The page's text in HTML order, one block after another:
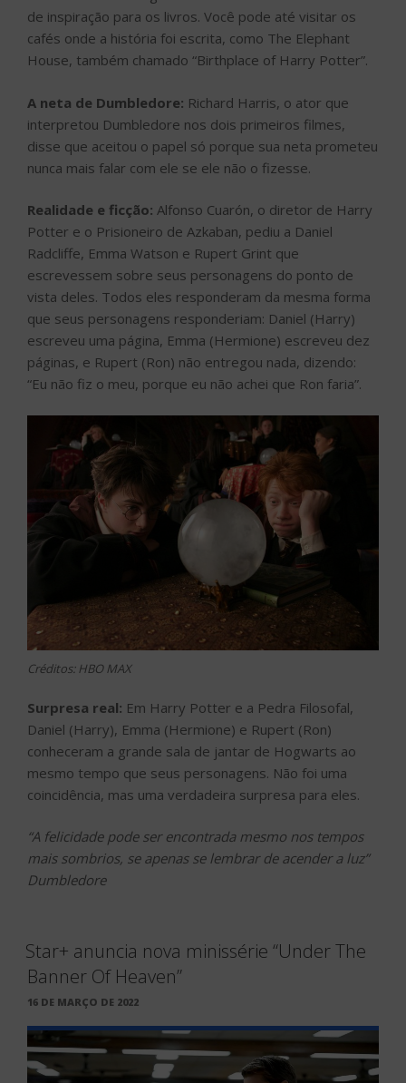
de inspiração para os livros. Você pode até visitar os
cafés onde a história foi escrita, como The Elephant
House, também chamado “Birthplace of Harry Potter”.
A neta de Dumbledore: Richard Harris, o ator que
interpretou Dumbledore nos dois primeiros filmes,
disse que aceitou o papel só porque sua neta prometeu
nunca mais falar com ele se ele não o fizesse.
Realidade e ficção: Alfonso Cuarón, o diretor de Harry
Potter e o Prisioneiro de Azkaban, pediu a Daniel
Radcliffe, Emma Watson e Rupert Grint que
escrevessem sobre seus personagens do ponto de
vista deles. Todos eles responderam da mesma forma
que seus personagens responderiam: Daniel (Harry)
escreveu uma página, Emma (Hermione) escreveu dez
páginas, e Rupert (Ron) não entregou nada, dizendo:
“Eu não fiz o meu, porque eu não achei que Ron faria”.
Créditos: HBO MAX
Surpresa real: Em Harry Potter e a Pedra Filosofal,
Daniel (Harry), Emma (Hermione) e Rupert (Ron)
conheceram a grande sala de jantar de Hogwarts ao
mesmo tempo que seus personagens. Não foi uma
coincidência, mas uma verdadeira surpresa para eles.
“A felicidade pode ser encontrada mesmo nos tempos
mais sombrios, se apenas se lembrar de acender a luz”
Dumbledore
Star+ anuncia nova minissérie “Under The
Banner Of Heaven”
PUBLICADO
16 DE MARÇO DE 2022